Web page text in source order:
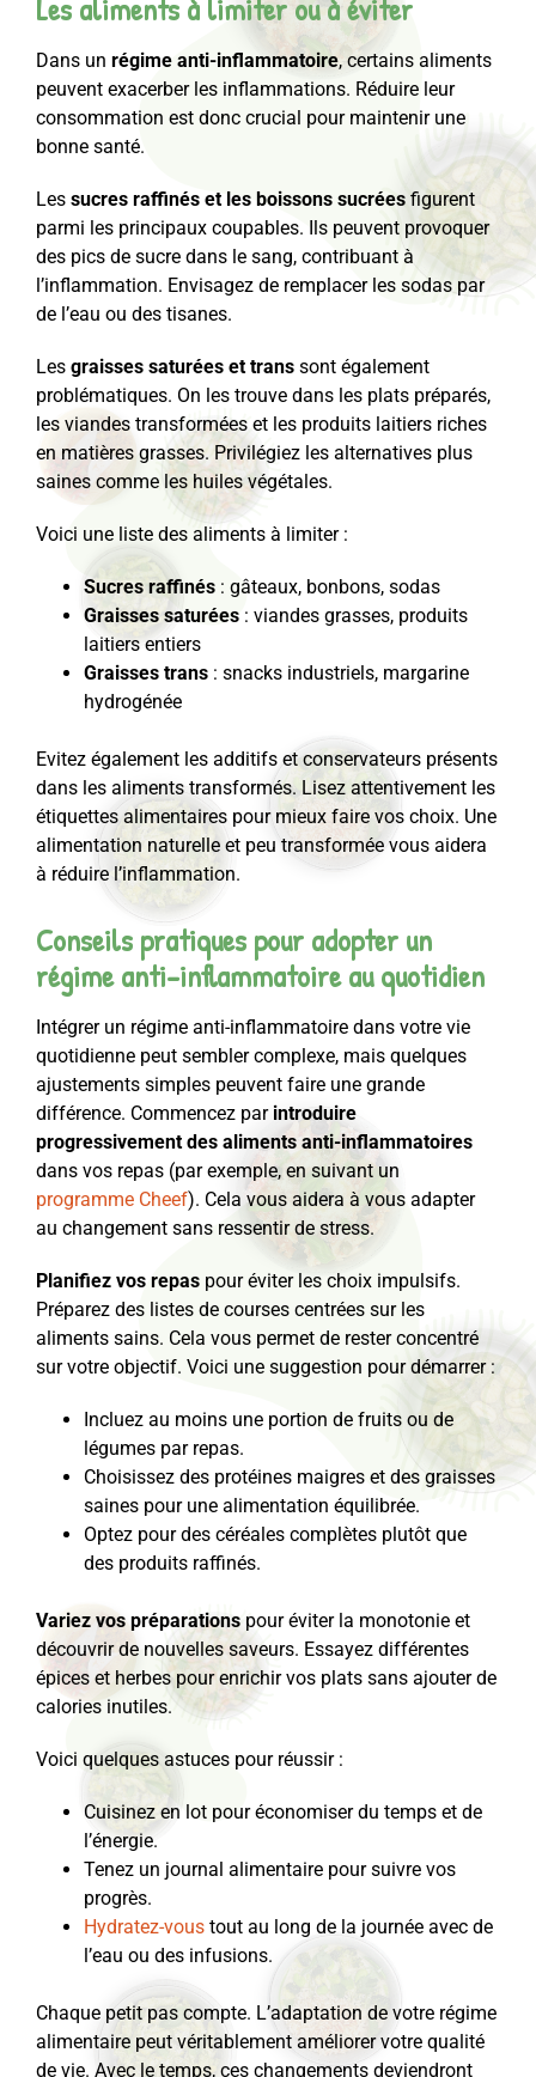
Les aliments à limiter ou à éviter
Dans un régime anti-inflammatoire, certains aliments
peuvent exacerber les inflammations. Réduire leur
consommation est donc crucial pour maintenir une
bonne santé.
Les sucres raffinés et les boissons sucrées figurent
parmi les principaux coupables. Ils peuvent provoquer
des pics de sucre dans le sang, contribuant à
l’inflammation. Envisagez de remplacer les sodas par
de l’eau ou des tisanes.
Les graisses saturées et trans sont également
problématiques. On les trouve dans les plats préparés,
les viandes transformées et les produits laitiers riches
en matières grasses. Privilégiez les alternatives plus
saines comme les huiles végétales.
Voici une liste des aliments à limiter :
Sucres raffinés : gâteaux, bonbons, sodas
Graisses saturées : viandes grasses, produits
laitiers entiers
Graisses trans : snacks industriels, margarine
hydrogénée
Evitez également les additifs et conservateurs présents
dans les aliments transformés. Lisez attentivement les
étiquettes alimentaires pour mieux faire vos choix. Une
alimentation naturelle et peu transformée vous aidera
à réduire l’inflammation.
Conseils pratiques pour adopter un
régime anti-inflammatoire au quotidien
Intégrer un régime anti-inflammatoire dans votre vie
quotidienne peut sembler complexe, mais quelques
ajustements simples peuvent faire une grande
différence. Commencez par introduire
progressivement des aliments anti-inflammatoires
dans vos repas (par exemple, en suivant un
programme Cheef). Cela vous aidera à vous adapter
au changement sans ressentir de stress.
Planifiez vos repas pour éviter les choix impulsifs.
Préparez des listes de courses centrées sur les
aliments sains. Cela vous permet de rester concentré
sur votre objectif. Voici une suggestion pour démarrer :
Incluez au moins une portion de fruits ou de
légumes par repas.
Choisissez des protéines maigres et des graisses
saines pour une alimentation équilibrée.
Optez pour des céréales complètes plutôt que
des produits raffinés.
Variez vos préparations pour éviter la monotonie et
découvrir de nouvelles saveurs. Essayez différentes
épices et herbes pour enrichir vos plats sans ajouter de
calories inutiles.
Voici quelques astuces pour réussir :
Cuisinez en lot pour économiser du temps et de
l’énergie.
Tenez un journal alimentaire pour suivre vos
progrès.
Hydratez-vous tout au long de la journée avec de
l’eau ou des infusions.
Chaque petit pas compte. L’adaptation de votre régime
alimentaire peut véritablement améliorer votre qualité
de vie. Avec le temps, ces changements deviendront